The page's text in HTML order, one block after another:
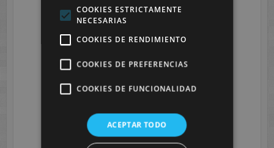
COOKIES ESTRICTAMENTE
NECESARIAS
COOKIES DE RENDIMIENTO
COOKIES DE PREFERENCIAS
COOKIES DE FUNCIONALIDAD
ACEPTAR TODO